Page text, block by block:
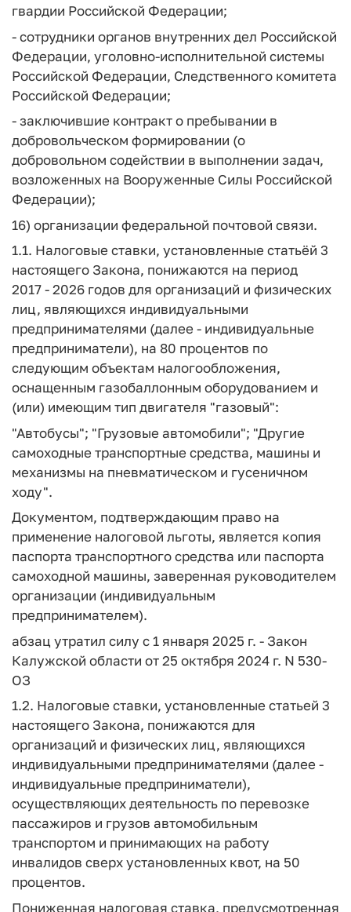
гвардии Российской Федерации;
- сотрудники органов внутренних дел Российской
Федерации, уголовно-исполнительной системы
Российской Федерации, Следственного комитета
Российской Федерации;
- заключившие контракт о пребывании в
добровольческом формировании (о
добровольном содействии в выполнении задач,
возложенных на Вооруженные Силы Российской
Федерации);
16) организации федеральной почтовой связи.
1.1. Налоговые ставки, установленные статьёй 3
настоящего Закона, понижаются на период
2017 - 2026 годов для организаций и физических
лиц, являющихся индивидуальными
предпринимателями (далее - индивидуальные
предприниматели), на 80 процентов по
следующим объектам налогообложения,
оснащенным газобаллонным оборудованием и
(или) имеющим тип двигателя "газовый":
"Автобусы"; "Грузовые автомобили"; "Другие
самоходные транспортные средства, машины и
механизмы на пневматическом и гусеничном
ходу".
Документом, подтверждающим право на
применение налоговой льготы, является копия
паспорта транспортного средства или паспорта
самоходной машины, заверенная руководителем
организации (индивидуальным
предпринимателем).
абзац утратил силу с 1 января 2025 г. - Закон
Калужской области от 25 октября 2024 г. N 530-
ОЗ
1.2. Налоговые ставки, установленные статьей 3
настоящего Закона, понижаются для
организаций и физических лиц, являющихся
индивидуальными предпринимателями (далее -
индивидуальные предприниматели),
осуществляющих деятельность по перевозке
пассажиров и грузов автомобильным
транспортом и принимающих на работу
инвалидов сверх установленных квот, на 50
процентов.
Пониженная налоговая ставка, предусмотренная